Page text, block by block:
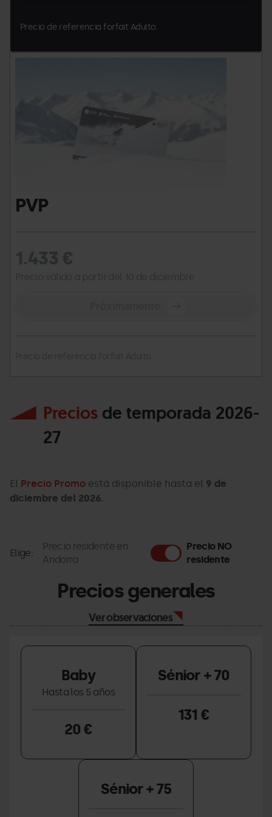
Precio de referencia forfait Adulto.
PVP
Precios de temporada 2026-
27
El Precio Promo está disponible hasta el 9 de
diciembre del 2026.
Elige:
Precio residente en
Andorra
Precio NO
residente
Precios generales
Ver observaciones
Baby
Hasta los 5 años
20 €
Sénior + 70
131 €
Sénior + 75